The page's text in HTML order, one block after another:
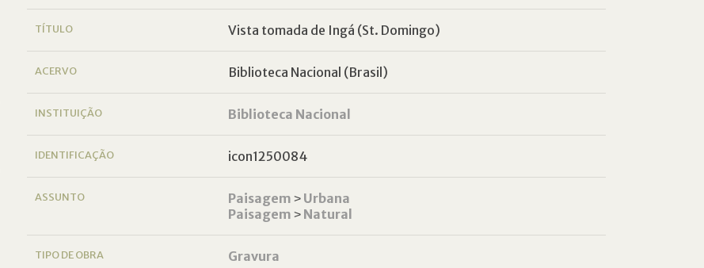
TÍTULO Vista tomada de Ingá (St. Domingo)
ACERVO Biblioteca Nacional (Brasil)
INSTITUIÇÃO Biblioteca Nacional
IDENTIFICAÇÃO icon1250084
ASSUNTO Paisagem ˃ Urbana
Paisagem ˃ Natural
TIPO DE OBRA Gravura